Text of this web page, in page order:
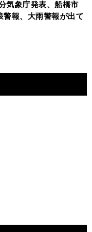
気象庁発表、船橋市
警報、大雨警報が出て